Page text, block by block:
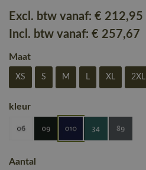
Excl. btw vanaf: € 212,95
Incl. btw vanaf: € 257,67
Maat
XS S M L XL 2XL
kleur
Aantal